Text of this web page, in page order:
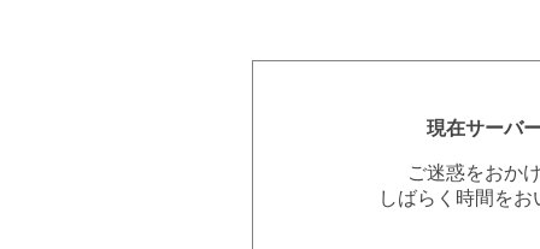
現在サーバ
ご迷惑をおか
しばらく時間を